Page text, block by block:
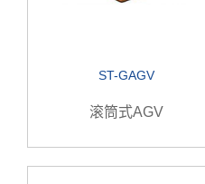
ST-GAGV
滚筒式AGV